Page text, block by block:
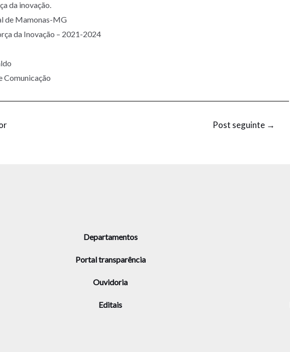
da inovação.
de Mamonas-MG
da Inovação – 2021-2024
Comunicação
Post seguinte →
Departamentos
Portal transparência
Ouvidoria
Editais